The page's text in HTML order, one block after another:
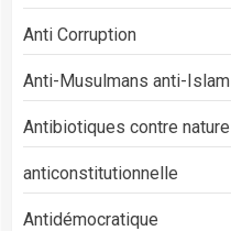
Anti Corruption
Anti-Musulmans anti-Islam
Antibiotiques contre nature
anticonstitutionnelle
Antidémocratique